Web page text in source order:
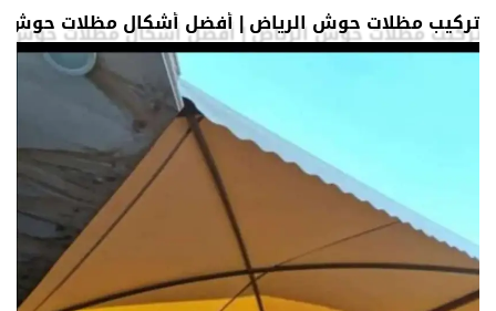
تركيب مظلات حوش الرياض | أفضل أشكال مظلات حوش